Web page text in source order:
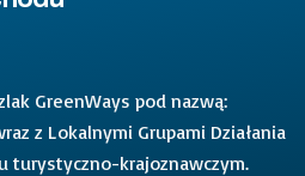
GreenWays pod nazwą:
z Lokalnymi Grupami Działania
turystyczno-krajoznawczym.